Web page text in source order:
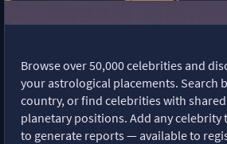
Browse over 50,000 celebrities and
your astrological placements. Search
country, or find celebrities with
planetary positions. Add any
to generate reports — available to